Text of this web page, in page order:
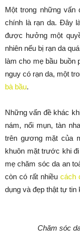
Một trong những
chính là rạn da. Đây
được hưởng một
nhiên nếu bị rạn da
làm cho mẹ bầu buồn
nguy có rạn da, một
bà bầu.
Những vấn đề khác
nám, nổi mụn, tàn
trên gương mặt của
khuôn mặt trước khi
mẹ chăm sóc da an
còn có rất nhiềucách
dụng và đẹp thật tự tin
Chăm sóc